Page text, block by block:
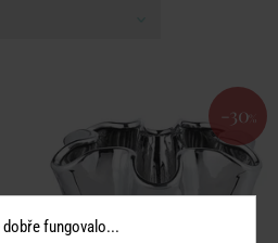
-30 %
dobře fungovalo...